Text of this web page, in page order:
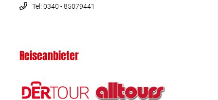
Tel: 0340 - 85079441
Reiseanbieter